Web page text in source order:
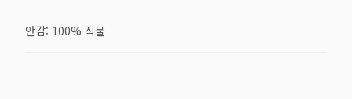
안감: 100% 직물